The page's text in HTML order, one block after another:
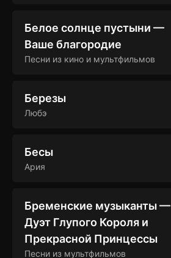
Белое солнце пустыни —
Ваше благородие
Песни из кино и мультфильмов
Березы
Любэ
Бесы
Ария
Бременские музыканты —
Дуэт Глупого Короля и
Прекрасной Принцессы
Песни из мультфильмов